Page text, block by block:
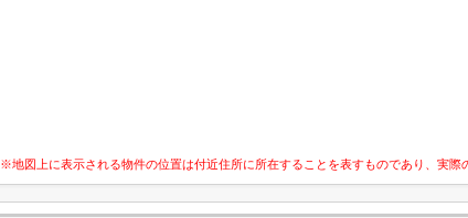
※地図上に表示される物件の位置は付近住所に所在することを表すものであり、実際